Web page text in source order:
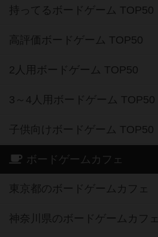
持ってるボードゲーム TOP50
高評価ボードゲーム TOP50
2人用ボードゲーム TOP50
3～4人用ボードゲーム TOP50
子供向けボードゲーム TOP50
ボードゲームカフェ
東京都のボードゲームカフェ
神奈川県のボードゲームカフェ